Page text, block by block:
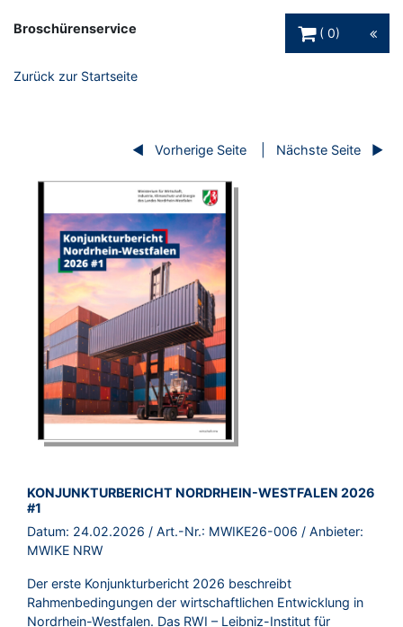
Broschürenservice
0
Zurück zur Startseite
Vorherige Seite Nächste Seite
BROSCHÜRE:
KONJUNKTURBERICHT NORDRHEIN-WESTFALEN 2026
#1
Datum: 24.02.2026 / Art.-Nr.: MWIKE26-006 / Anbieter:
MWIKE NRW
Der erste Konjunkturbericht 2026 beschreibt
Rahmenbedingungen der wirtschaftlichen Entwicklung in
Nordrhein-Westfalen. Das RWI – Leibniz-Institut für